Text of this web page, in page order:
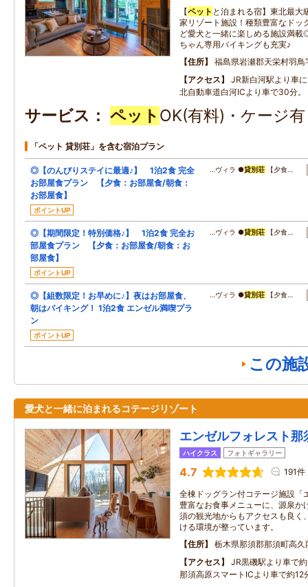
【ペット と泊まれる宿】東北最
家リゾート施設！種類豊富なドッ
ど愛犬と一緒に楽しめる施設満
ちゃん専用バイキングも充実♪
住所
福島県岩瀬郡天栄村羽鳥
アクセス
JR新白河駅より車
北自動車道白河ICより車で30分。
サービス ペット OK(有料)・ケージ
「ペット 貸別荘」を含む宿泊プラン
◎【のんびりステイに最適♪】 1泊2食 完全
お部屋食プラン 【夕食：お部屋食/朝食：
お部屋食】
ポイントUP
…ヴィラ ●貸別荘 【夕食…
◎【期間限定！特別価格♪】 1泊2食 完全お
部屋食プラン 【夕食：お部屋食/朝食：お
部屋食】
ポイントUP
…ヴィラ ●貸別荘 【夕食…
◎【組数限定！お早めに♪】夜はお部屋食、
朝はバイキング！ 1泊2食 エンゼル満喫プラ
ン
ポイントUP
…ヴィラ ●貸別荘 【夕食…
この施
愛犬と一緒に泊まれるコテージリゾート
エンゼルフォレスト那
ハイクラス フォトギャラリー
4.7 191件
全棟ドッグラン付コテージ施設「
豊富なお食事メニューに、源泉か
須の観光地からもアクセスも良く
ける環境が整っています。
住所
栃木県那須郡那須町高
アクセス
JR黒磯駅より車で
那須高原スマートICより車で約12